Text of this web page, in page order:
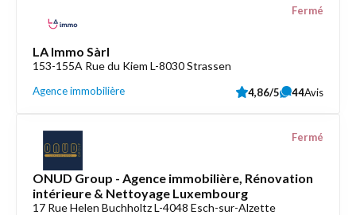
LA Immo Sàrl
153-155A Rue du Kiem L-8030 Strassen
Agence immobilière
Fermé
4,86/5 44Avis
ONUD Group - Agence immobilière, Rénovation
intérieure & Nettoyage Luxembourg
17 Rue Helen Buchholtz L-4048 Esch-sur-Alzette
Fermé